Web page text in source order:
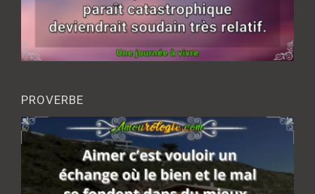
PROVERBE